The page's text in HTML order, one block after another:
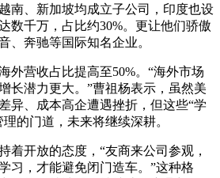
南、新加坡均成立子公司，印度也设
数千万，占比约30%。更让他们骄傲
、奔驰等国际知名企业。
外营收占比提高至50%。“海外市场
长潜力更大。”曹祖杨表示，虽然美
异、成本高企遭遇挫折，但这些“学
的门道，未来将继续深耕。
着开放的态度，“友商来公司参观，
习，才能避免闭门造车。”这种格